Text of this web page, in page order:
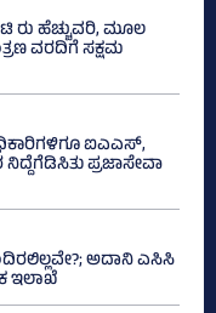
ರು ಹೆಚ್ಚುವರಿ, ಮೂಲ
ವರದಿಗೆ ಸಕ್ಷಮ
ಐಎಎಸ್‌,
ಪ್ರಜಾಸೇವಾ
ಅದಾನಿ ಎಸಿಸಿ
ಇಲಾಖೆ